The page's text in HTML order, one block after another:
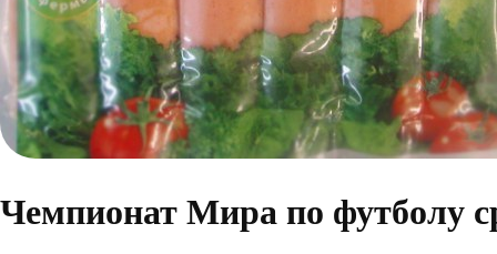
Чемпионат Мира по футболу